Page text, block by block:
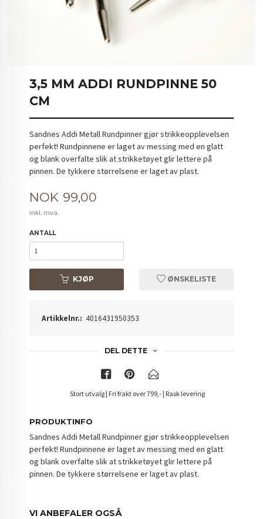
3,5 MM ADDI RUNDPINNE 50
CM
Sandnes Addi Metall Rundpinner gjør strikkeopplevelsen
perfekt! Rundpinnene er laget av messing med en glatt
og blank overfalte slik at strikketøyet glir lettere på
pinnen. De tykkere størrelsene er laget av plast.
Pris
NOK 99,00
inkl. mva.
ANTALL
KJØP ØNSKELISTE
Artikkelnr.: 4016431950353
DEL DETTE
Stort utvalg | Fri frakt over 799,- | Rask levering
PRODUKTINFO
Sandnes Addi Metall Rundpinner gjør strikkeopplevelsen
perfekt! Rundpinnene er laget av messing med en glatt
og blank overfalte slik at strikketøyet glir lettere på
pinnen. De tykkere størrelsene er laget av plast.
VI ANBEFALER OGSÅ